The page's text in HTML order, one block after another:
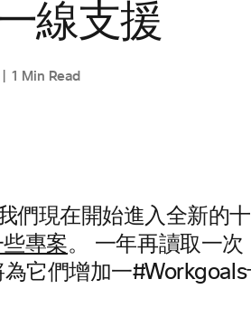
線支援
1 Min Read
們現在開始進入全新的
專案。 一年再讀取一
它們增加一#Workgoals